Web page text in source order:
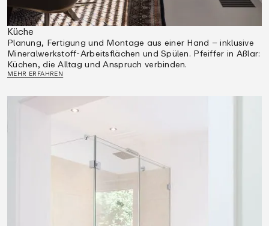
Küche
Planung, Fertigung und Montage aus einer Hand – inklusive
Mineralwerkstoff-Arbeitsflächen und Spülen. Pfeiffer in Aßlar:
Küchen, die Alltag und Anspruch verbinden.
MEHR ERFAHREN